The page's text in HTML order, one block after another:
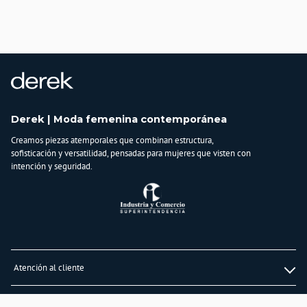
planchar a temperatura tibia
100% POLIÉSTER
Derek | Moda femenina contemporánea
Creamos piezas atemporales que combinan estructura,
sofisticación y versatilidad, pensadas para mujeres que visten con
intención y seguridad.
Atención al cliente